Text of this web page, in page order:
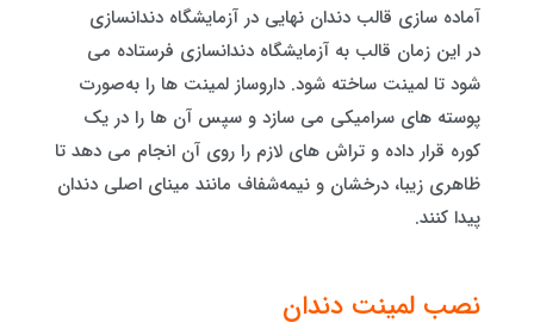
آماده سازی قالب دندان نهایی در آزمایشگاه دندانسازی
در این زمان قالب به آزمایشگاه دندانسازی فرستاده می
شود تا لمینت ساخته شود. داروساز لمینت ها را به‌صورت
پوسته های سرامیکی می سازد و سپس آن ها را در یک
کوره قرار داده و تراش های لازم را روی آن انجام می دهد تا
ظاهری زیبا، درخشان و نیمه‌شفاف مانند مینای اصلی دندان
پیدا کنند.
نصب لمینت دندان